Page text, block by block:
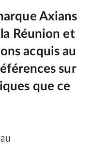
Axians
Réunion et
acquis au
sur
que ce